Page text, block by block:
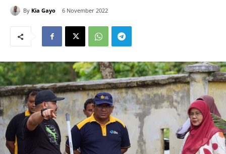
By Kia Gayo 6 November 2022